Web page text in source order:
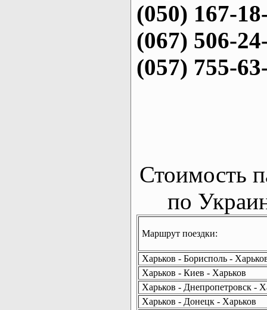
(050) 167-
(067) 506-
(057) 755-
Стоимость
по
Маршрут поездки:
Харьков - Борисполь -
Харьков - Киев - Харьков
Харьков - Днепропетровск -
Харьков - Донецк - Харьков